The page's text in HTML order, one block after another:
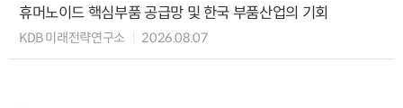
휴머노이드 핵심부품 공급망 및 한국 부품산업의 기회
KDB 미래전략연구소 2026.08.07